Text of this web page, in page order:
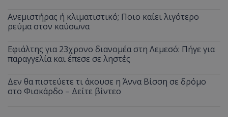
Ανεμιστήρας ή κλιματιστικό; Ποιο καίει λιγότερο
ρεύμα στον καύσωνα
Εφιάλτης για 23χρονο διανομέα στη Λεμεσό: Πήγε για
παραγγελία και έπεσε σε ληστές
Δεν θα πιστεύετε τι άκουσε η Άννα Βίσση σε δρόμο
στο Φισκάρδο – Δείτε βίντεο